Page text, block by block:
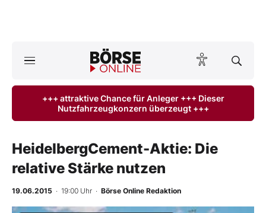
ktuelle Ausgabe BÖRSE ONLINE lesen
Anlageprodukte
Finanz-Check
+++ attraktive Chance für Anleger +++ Dieser
Nutzfahrzeugkonzern überzeugt +++
HeidelbergCement-Aktie: Die
relative Stärke nutzen
19.06.2015 · 19:00 Uhr · Börse Online Redaktion